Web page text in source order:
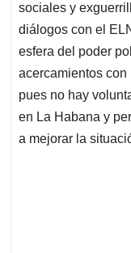
sociales y
diálogos con el
esfera del poder
acercamientos
pues no hay
en La Habana y
a mejorar la